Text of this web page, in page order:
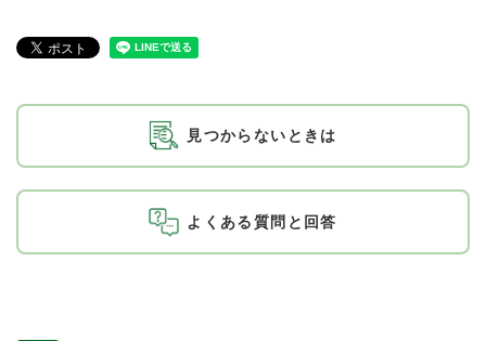
見つからないときは
よくある質問と回答